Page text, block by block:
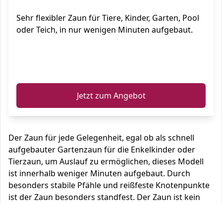
Sehr flexibler Zaun für Tiere, Kinder, Garten, Pool
oder Teich, in nur wenigen Minuten aufgebaut.
Jetzt zum Angebot
Der Zaun für jede Gelegenheit, egal ob als schnell
aufgebauter Gartenzaun für die Enkelkinder oder
Tierzaun, um Auslauf zu ermöglichen, dieses Modell
ist innerhalb weniger Minuten aufgebaut. Durch
besonders stabile Pfähle und reißfeste Knotenpunkte
ist der Zaun besonders standfest. Der Zaun ist kein